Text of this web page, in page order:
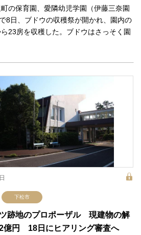
の保育園、愛隣幼児学園（伊藤三奈園
8日、ブドウの収穫祭が開かれ、園内の
23房を収穫した。ブドウはさっそく園
下松市
跡地のプロポーザル 現建物の解
億円 18日にヒアリング審査へ